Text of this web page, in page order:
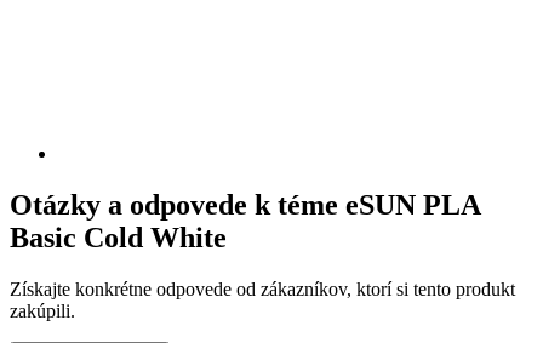
Otázky a odpovede k téme eSUN PLA
Basic Cold White
Získajte konkrétne odpovede od zákazníkov, ktorí si tento produkt
zakúpili.